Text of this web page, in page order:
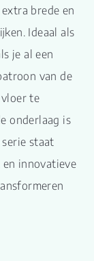
brede en
Ideaal als
je al een
van de
te
onderlaag is
staat
innovatieve